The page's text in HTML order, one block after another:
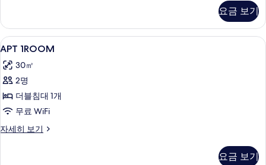
세
히
보
요금 보기
APT
1ROOM
사
진
모
두
보
고급 침구, 객실 내 금고, 노트북 작업
10
APT 1ROOM
30㎡
2명
더블침대 1개
무료 WiFi
자세히 보기
APT
요금 보기